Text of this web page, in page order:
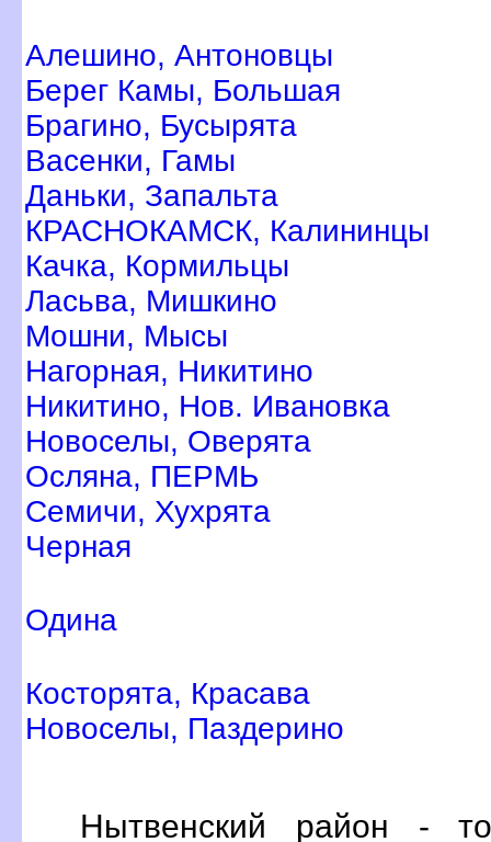
Алешино, Антоновцы
Берег Камы, Большая
Брагино, Бусырята
асенки, Гамы
Даньки, Запальта
КРАСНОКАМСК, Калининцы
Качка, Кормильцы
Ласьва, Мишкино
Мошни, Мысы
Нагорная, Никитино
Никитино, Нов. Ивановка
Новоселы, Оверята
Осляна, ПЕРМЬ
Семичи, Хухрята
Черная
Одина
Косторята, Красава
Новоселы, Паздерино
Нытвенский район -